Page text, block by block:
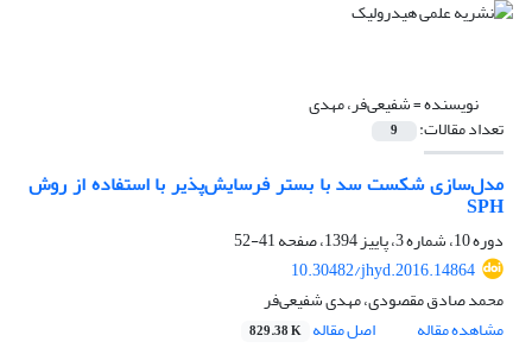
نویسنده =شفیعی‌فر، مهدی
تعداد مقالات: 9
مدل‌سازی شکست سد با بستر فرسایش‌پذیر با استفاده از روش
SPH
دوره 10، شماره 3، پاییز 1394، صفحه
41-52
10.30482/jhyd.2016.14864
محمد صادق مقصودی، مهدی شفیعی‌فر
مشاهده مقاله
اصل مقاله 829.38 K